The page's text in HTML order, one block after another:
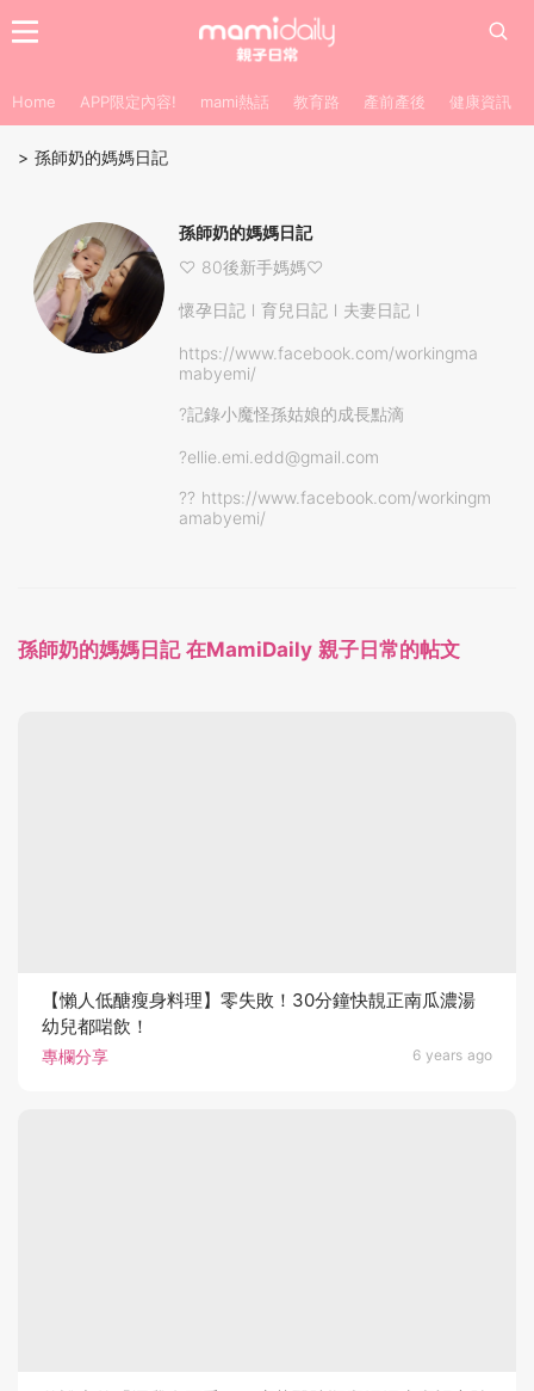
Home APP限定內容! mami熱話 教育路 產前產後 健康資訊
> 孫師奶的媽媽日記
孫師奶的媽媽日記
♡ 80後新手媽媽♡
懷孕日記 l 育兒日記 l 夫妻日記 l
https://www.facebook.com/workingma
mabyemi/
?記錄小魔怪孫姑娘的成長點滴
?ellie.emi.edd@gmail.com
?? https://www.facebook.com/workingm
amabyemi/
孫師奶的媽媽日記 在MamiDaily 親子日常的帖文
專欄分享 6 years ago
【懶人低醣瘦身料理】零失敗！30分鐘快靚正南瓜濃湯
幼兒都啱飲！